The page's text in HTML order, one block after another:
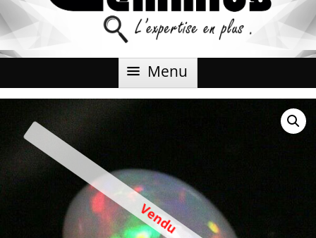
Menu Aller
Vendu